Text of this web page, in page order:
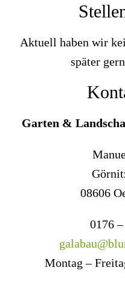
Aktuell haben wir
später
Garten &
08606
0176
Montag –